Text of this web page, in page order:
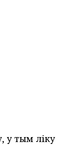
у тым ліку